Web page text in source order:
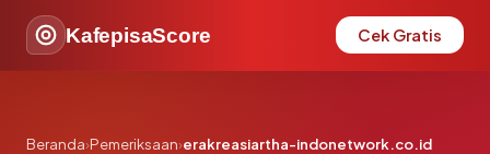
KafepisaScore Cek Gratis
Beranda›Pemeriksaan›erakreasiartha-indonetwork.co.id